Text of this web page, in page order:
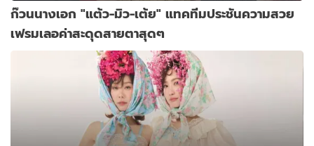
ก๊วนนางเอก "แต้ว-มิว-เต้ย" แทคทีมประชันความสวย
เฟรมเลอค่าสะดุดสายตาสุดๆ